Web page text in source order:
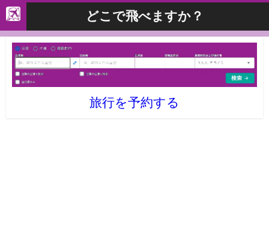
どこで飛べますか？
旅行を予約する